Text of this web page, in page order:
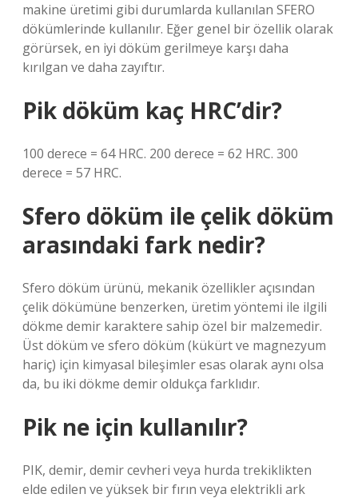
makine üretimi gibi durumlarda kullanılan SFERO
dökümlerinde kullanılır. Eğer genel bir özellik olarak
görürsek, en iyi döküm gerilmeye karşı daha
kırılgan ve daha zayıftır.
Pik döküm kaç HRC’dir?
100 derece = 64 HRC. 200 derece = 62 HRC. 300
derece = 57 HRC.
Sfero döküm ile çelik döküm
arasındaki fark nedir?
Sfero döküm ürünü, mekanik özellikler açısından
çelik dökümüne benzerken, üretim yöntemi ile ilgili
dökme demir karaktere sahip özel bir malzemedir.
Üst döküm ve sfero döküm (kükürt ve magnezyum
hariç) için kimyasal bileşimler esas olarak aynı olsa
da, bu iki dökme demir oldukça farklıdır.
Pik ne için kullanılır?
PIK, demir, demir cevheri veya hurda trekiklikten
elde edilen ve yüksek bir fırın veya elektrikli ark